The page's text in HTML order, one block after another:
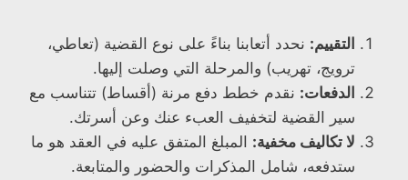
التقييم: نحدد أتعابنا بناءً على نوع القضية (تعاطي،
ترويج، تهريب) والمرحلة التي وصلت إليها.
الدفعات: نقدم خطط دفع مرنة (أقساط) تتناسب مع
سير القضية لتخفيف العبء عنك وعن أسرتك.
لا تكاليف مخفية: المبلغ المتفق عليه في العقد هو ما
ستدفعه، شامل المذكرات والحضور والمتابعة.